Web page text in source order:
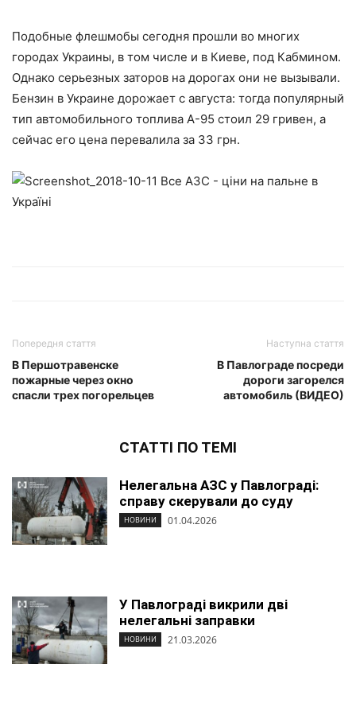
Подобные флешмобы сегодня прошли во многих
городах Украины, в том числе и в Киеве, под Кабмином.
Однако серьезных заторов на дорогах они не вызывали.
Бензин в Украине дорожает с августа: тогда популярный
тип автомобильного топлива А-95 стоил 29 гривен, а
сейчас его цена перевалила за 33 грн.
Попередня стаття
В Першотравенске
пожарные через окно
спасли трех погорельцев
Наступна стаття
В Павлограде посреди
дороги загорелся
автомобиль (ВИДЕО)
СТАТТІ ПО ТЕМІ
Нелегальна АЗС у Павлограді:
справу скерували до суду
НОВИНИ 01.04.2026
У Павлограді викрили дві
нелегальні заправки
НОВИНИ 21.03.2026